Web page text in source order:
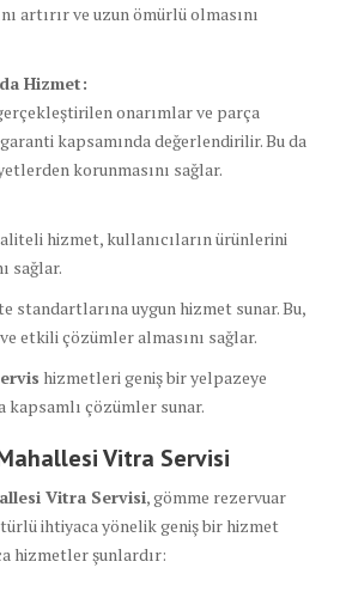
artırır ve uzun ömürlü olmasını
Hizmet:
onarımlar ve parça
kapsamında değerlendirilir. Bu da
korunmasını sağlar.
hizmet, kullanıcıların ürünlerini
sağlar.
standartlarına uygun hizmet sunar. Bu,
etkili çözümler almasını sağlar.
hizmetleri geniş bir yelpazeye
kapsamlı çözümler sunar.
Vitra Servisi
Vitra Servisi, gömme rezervuar
ihtiyaca yönelik geniş bir hizmet
hizmetler şunlardır: